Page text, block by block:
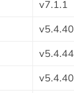
v7.1.1
v5.4.40
v5.4.44
v5.4.40